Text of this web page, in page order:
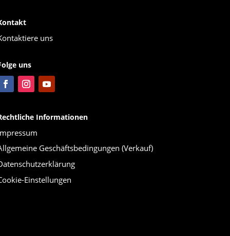
uns
uns
Informationen
Geschäftsbedingungen (Verkauf)
Einstellungen